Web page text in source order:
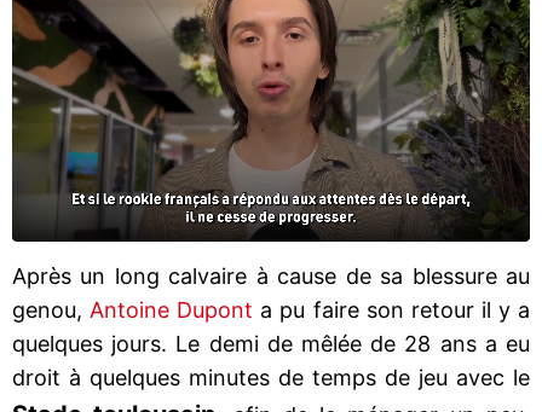
Après un long calvaire à cause de sa blessure au
genou, Antoine Dupont a pu faire son retour il y a
quelques jours. Le demi de mêlée de 28 ans a eu
droit à quelques minutes de temps de jeu avec le